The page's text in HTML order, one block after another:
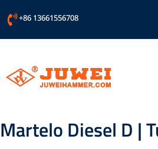
para+86 13661556708
Martelo Diesel D |